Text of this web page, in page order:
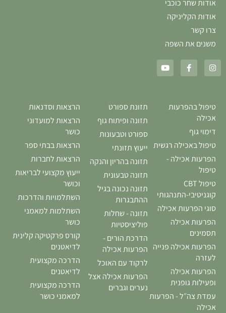
אודות שחר כוכבי
אודות הקליניקה
צרו קשר
משנים את השפה
טיפול בהפרעות
אכילה
דימוי גוף
טיפול באכילה רגשית
הפרעות אכילה -
טיפול
טיפול CBT
קוגניטיבי-התנהגותי
סוגי הפרעות אכילה
הפרעות אכילה
תסמינים
הפרעות אכילה פנייה
לעזרה
הפרעות אכילה
ופעילות גופנית
עמדת צה״ל - הפרעות
אכילה
תזונת ספורט
תזונה ופיתוח גוף
ספורט וטבעונות
ייעוץ תזונתי
תזונה בהריון והנקה
תזונה טבעונית
תזונה נכונה בגיל
ההתבגרות
תזונה - שחלות
פוליציסטיות
הדרכת הורים -
הפרעות אכילה
לרקוד עם האוכל
הפרעות אכילה אצל
נערים וגברים
הרצאות וסדנאות
הרצאות למועדוני
כושר
הרצאות בבתי ספר
הרצאות לחברות
ייעוץ מקצועי לבריאות
וכושר
השתלמויות והדרכות
השתלמות למאמני
כושר
קורס פרקטיקה קלינית
לדיאטנים
הדרכה מקצועית
לדיאטנים
הדרכה מקצועית
למאמני כושר